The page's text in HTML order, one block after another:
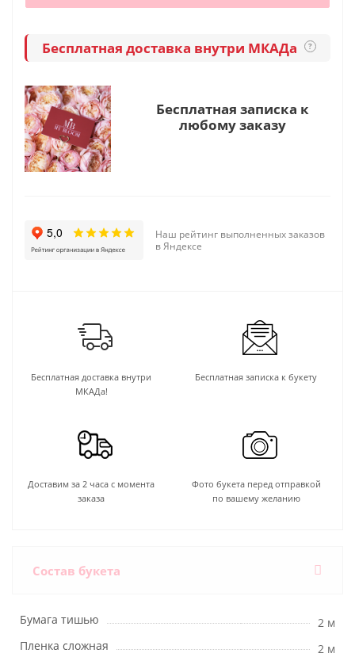
Бесплатная доставка внутри МКАДа ?
Бесплатная записка к
любому заказу
Наш рейтинг выполненных заказов
в Яндексе
Бесплатная доставка внутри
МКАДа!
Бесплатная записка к букету
Доставим за 2 часа с момента
заказа
Фото букета перед отправкой
по вашему желанию
Состав букета
Бумага тишью
2 м
Пленка сложная
2 м